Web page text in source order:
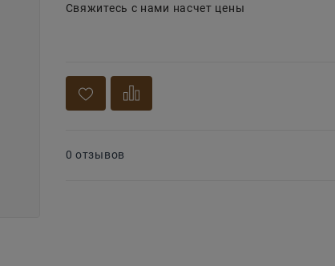
Свяжитесь с нами насчет цены
0 отзывов